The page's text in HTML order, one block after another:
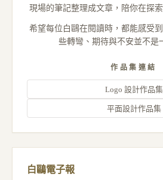
現場的筆記整理成文章，陪你在探
希望每位白鷗在閱讀時，都能感受
些轉彎、期待與不安並不是
作品集連結
Logo 設計作品集
平面設計作品集
白鷗電子報